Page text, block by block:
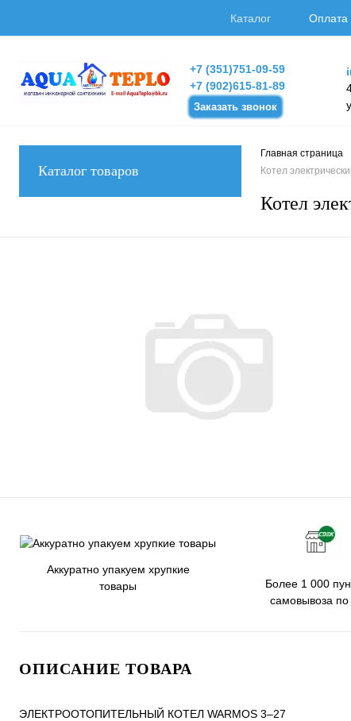
Каталог Оплата
+7 (351)751-09-59
+7 (902)615-81-89
Заказать звонок
Каталог товаров
Главная страница
Котел
Котел
Аккуратно упакуем хрупкие
товары
Более 1 000
самовывоза
ОПИСАНИЕ ТОВАРА
ЭЛЕКТРООТОПИТЕЛЬНЫЙ КОТЕЛ WARMOS 3–27